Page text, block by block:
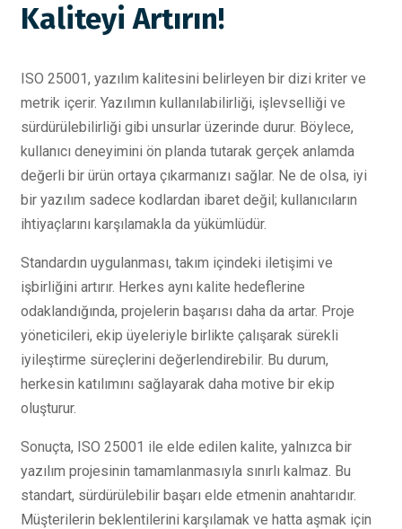
Kaliteyi Artırın!
ISO 25001, yazılım kalitesini belirleyen bir dizi kriter ve
metrik içerir. Yazılımın kullanılabilirliği, işlevselliği ve
sürdürülebilirliği gibi unsurlar üzerinde durur. Böylece,
kullanıcı deneyimini ön planda tutarak gerçek anlamda
değerli bir ürün ortaya çıkarmanızı sağlar. Ne de olsa, iyi
bir yazılım sadece kodlardan ibaret değil; kullanıcıların
ihtiyaçlarını karşılamakla da yükümlüdür.
Standardın uygulanması, takım içindeki iletişimi ve
işbirliğini artırır. Herkes aynı kalite hedeflerine
odaklandığında, projelerin başarısı daha da artar. Proje
yöneticileri, ekip üyeleriyle birlikte çalışarak sürekli
iyileştirme süreçlerini değerlendirebilir. Bu durum,
herkesin katılımını sağlayarak daha motive bir ekip
oluşturur.
Sonuçta, ISO 25001 ile elde edilen kalite, yalnızca bir
yazılım projesinin tamamlanmasıyla sınırlı kalmaz. Bu
standart, sürdürülebilir başarı elde etmenin anahtarıdır.
Müşterilerin beklentilerini karşılamak ve hatta aşmak için